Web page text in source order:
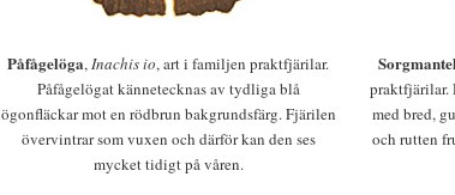
Påfågelöga,Inachis io, art i familjen praktfjärilar.
Påfågelögat kännetecknas av tydliga blå
ögonfläckar mot en rödbrun bakgrundsfärg. Fjärilen
övervintrar som vuxen och därför kan den ses
mycket tidigt på våren.
praktfjärilar.
med bred,
och rutten